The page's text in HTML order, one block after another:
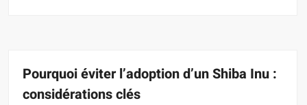
Pourquoi éviter l’adoption d’un Shiba Inu :
considérations clés